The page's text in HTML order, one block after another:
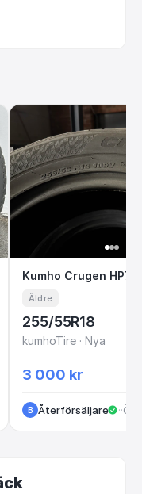
Good Year
Kumho Crugen
Kumho Crugen HP71
Äldre
255/55R18
kumhoTire · Nya
3 000 kr
B Återförsäljare ··